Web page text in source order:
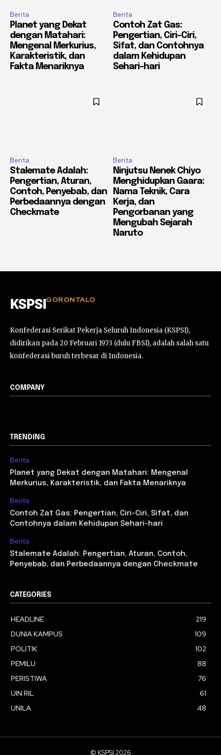
Berita
Planet yang Dekat
dengan Matahari:
Mengenal Merkurius,
Karakteristik, dan
Fakta Menariknya
Berita
Contoh Zat Gas:
Pengertian, Ciri-Ciri,
Sifat, dan Contohnya
dalam Kehidupan
Sehari-hari
Berita
Stalemate Adalah:
Pengertian, Aturan,
Contoh, Penyebab, dan
Perbedaannya dengan
Checkmate
Berita
Ninjutsu Nenek Chiyo
Menghidupkan Gaara:
Nama Teknik, Cara
Kerja, dan
Pengorbanan yang
Mengubah Sejarah
Naruto
KSPSI GORONTALO
Konfederasi Serikat Pekerja Seluruh Indonesia (KSPSI),
didirikan pada 20 Februari 1973 (dulu FBSI), adalah salah satu
konfederasi buruh terbesar di Indonesia.
COMPANY
TRENDING
Berita
Planet yang Dekat dengan Matahari: Mengenal
Merkurius, Karakteristik, dan Fakta Menariknya
Berita
Contoh Zat Gas: Pengertian, Ciri-Ciri, Sifat, dan
Contohnya dalam Kehidupan Sehari-hari
Berita
Stalemate Adalah: Pengertian, Aturan, Contoh,
Penyebab, dan Perbedaannya dengan Checkmate
CATEGORIES
HEADLINE
219
DUNIA KAMPUS
109
POLITIK
102
PEMILU
88
PERISTIWA
76
UIN RIL
61
UNILA
48
© KSPSI 2026